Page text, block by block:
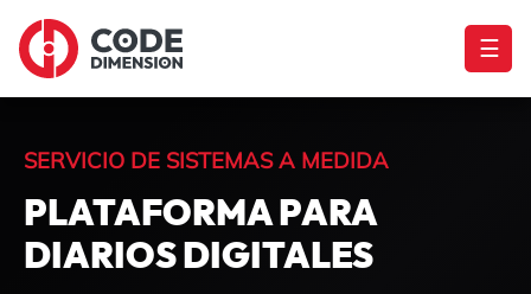
☰
SERVICIO DE SISTEMAS A MEDIDA
PLATAFORMA PARA
DIARIOS DIGITALES